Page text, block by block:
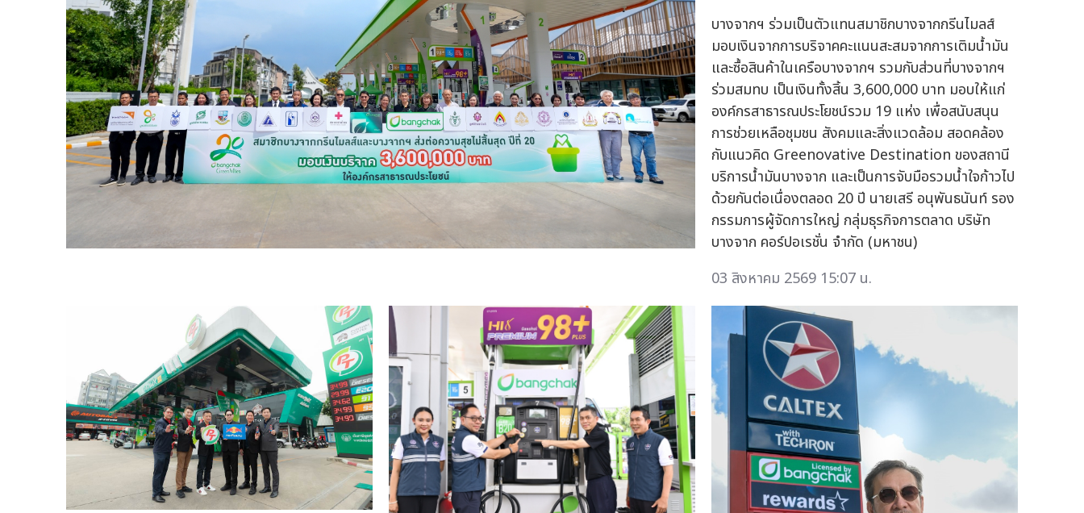
บางจากฯ ร่วมเป็นตัวแทนสมาชิกบางจากกรีนไมลส์
มอบเงินจากการบริจาคคะแนนสะสมจากการเติมน้ำมัน
และซื้อสินค้าในเครือบางจากฯ รวมกับส่วนที่บางจากฯ
ร่วมสมทบ เป็นเงินทั้งสิ้น 3,600,000 บาท มอบให้แก่
องค์กรสาธารณประโยชน์รวม 19 แห่ง เพื่อสนับสนุน
การช่วยเหลือชุมชน สังคมและสิ่งแวดล้อม สอดคล้อง
กับแนวคิด Greenovative Destination ของสถานี
บริการน้ำมันบางจาก และเป็นการจับมือรวมน้ำใจก้าวไป
ด้วยกันต่อเนื่องตลอด 20 ปี นายเสรี อนุพันธนันท์ รอง
กรรมการผู้จัดการใหญ่ กลุ่มธุรกิจการตลาด บริษัท
บางจาก คอร์ปอเรชั่น จำกัด (มหาชน)
03 สิงหาคม 2569 15:07 น.